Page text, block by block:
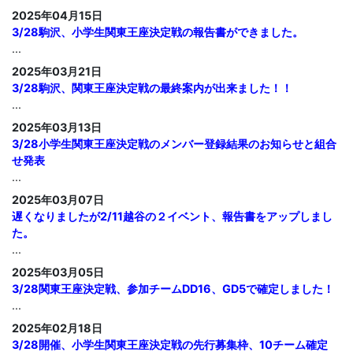
2025年04月15日
3/28駒沢、小学生関東王座決定戦の報告書ができました。
...
2025年03月21日
3/28駒沢、関東王座決定戦の最終案内が出来ました！！
...
2025年03月13日
3/28小学生関東王座決定戦のメンバー登録結果のお知らせと組合
せ発表
...
2025年03月07日
遅くなりましたが2/11越谷の２イベント、報告書をアップしまし
た。
...
2025年03月05日
3/28関東王座決定戦、参加チームDD16、GD5で確定しました！
...
2025年02月18日
3/28開催、小学生関東王座決定戦の先行募集枠、10チーム確定